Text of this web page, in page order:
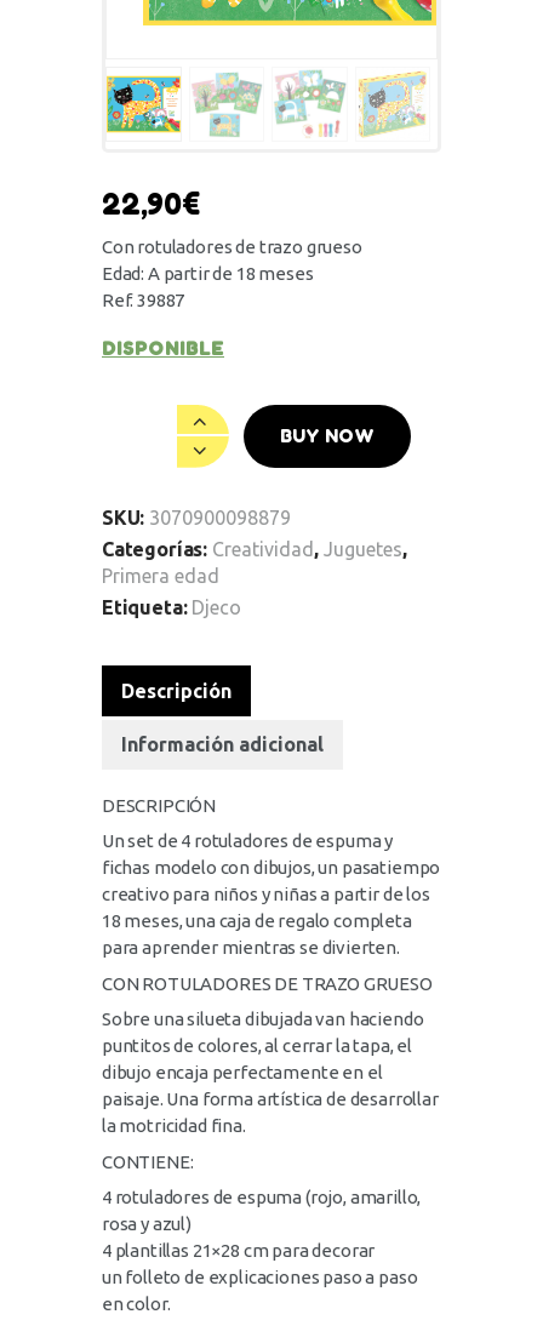
22,90€
Con rotuladores de trazo grueso
Edad: A partir de 18 meses
Ref. 39887
DISPONIBLE
BUY NOW
SKU: 3070900098879
Categorías: Creatividad , Juguetes,
Primera edad
Etiqueta: Djeco
Descripción
Información adicional
DESCRIPCIÓN
Un set de 4 rotuladores de espuma y
fichas modelo con dibujos, un pasatiempo
creativo para niños y niñas a partir de los
18 meses, una caja de regalo completa
para aprender mientras se divierten.
CON ROTULADORES DE TRAZO GRUESO
Sobre una silueta dibujada van haciendo
puntitos de colores, al cerrar la tapa, el
dibujo encaja perfectamente en el
paisaje. Una forma artística de desarrollar
la motricidad fina.
CONTIENE:
4 rotuladores de espuma (rojo, amarillo,
rosa y azul)
4 plantillas 21×28 cm para decorar
un folleto de explicaciones paso a paso
en color.